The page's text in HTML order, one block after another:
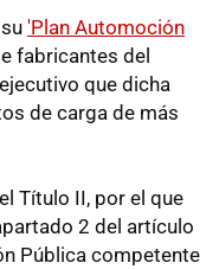
'Plan Automoción
fabricantes del
que dicha
de carga de más
Título II, por el que
2 del artículo
Pública competente